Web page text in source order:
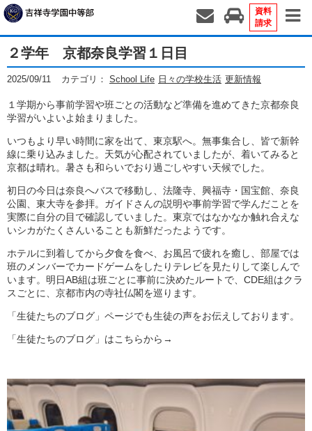
資料
請求
２学年 京都奈良学習１日目
2025/09/11 カテゴリ： School Life 日々の学校生活 更新情報
１学期から事前学習や班ごとの活動など準備を進めてきた京都奈良
学習がいよいよ始まりました。
いつもより早い時間に家を出て、東京駅へ。無事集合し、皆で新幹
線に乗り込みました。天気が心配されていましたが、着いてみると
京都は晴れ。暑さも和らいでおり過ごしやすい天候でした。
初日の今日は奈良へバスで移動し、法隆寺、興福寺・国宝館、奈良
公園、東大寺を参拝。ガイドさんの説明や事前学習で学んだことを
実際に自分の目で確認していました。東京ではなかなか触れ合えな
いシカがたくさんいることも新鮮だったようです。
ホテルに到着してから夕食を食べ、お風呂で疲れを癒し、部屋では
班のメンバーでカードゲームをしたりテレビを見たりして楽しんで
います。明日AB組は班ごとに事前に決めたルートで、CDE組はクラ
スごとに、京都市内の寺社仏閣を巡ります。
「生徒たちのブログ」ページでも生徒の声をお伝えしております。
「生徒たちのブログ」はこちらから→